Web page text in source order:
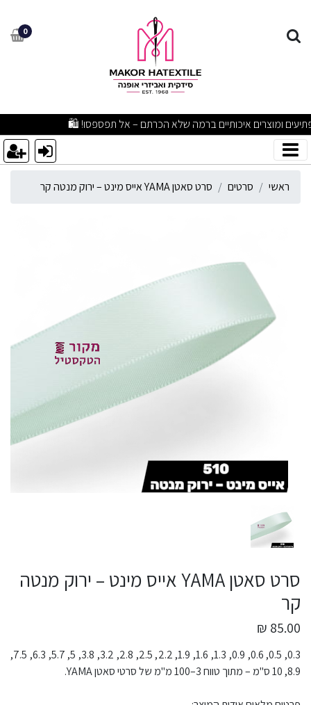
סרט סאטן YAMA אייס מינט – ירוק מנטה קר 0
מבצעים מפתיעים ומוצרים איכותיים ברמה שלא הכרתם – אל תפספסו!
ראשי סרטים סרט סאטן YAMA אייס מינט – ירוק מנטה קר
סרט סאטן YAMA אייס מינט – ירוק מנטה
קר
85.00 ₪
0.3, 0.5, 0.6, 0.9, 1.3, 1.6, 1.9, 2.2, 2.5, 2.8, 3.2, 3.8, 5, 5.7, 6.3, 7.5,
8.9, 10 ס"מ – מתוך טווח 3–100 מ"מ של סרטי סאטן YAMA.​